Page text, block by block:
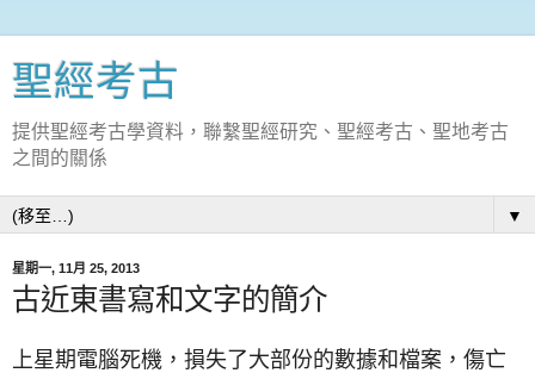
聖經考古
提供聖經考古學資料，聯繫聖經研究、聖經考古、聖地考古
之間的關係
▼
星期一, 11月 25, 2013
古近東書寫和文字的簡介
上星期電腦死機，損失了大部份的數據和檔案，傷亡